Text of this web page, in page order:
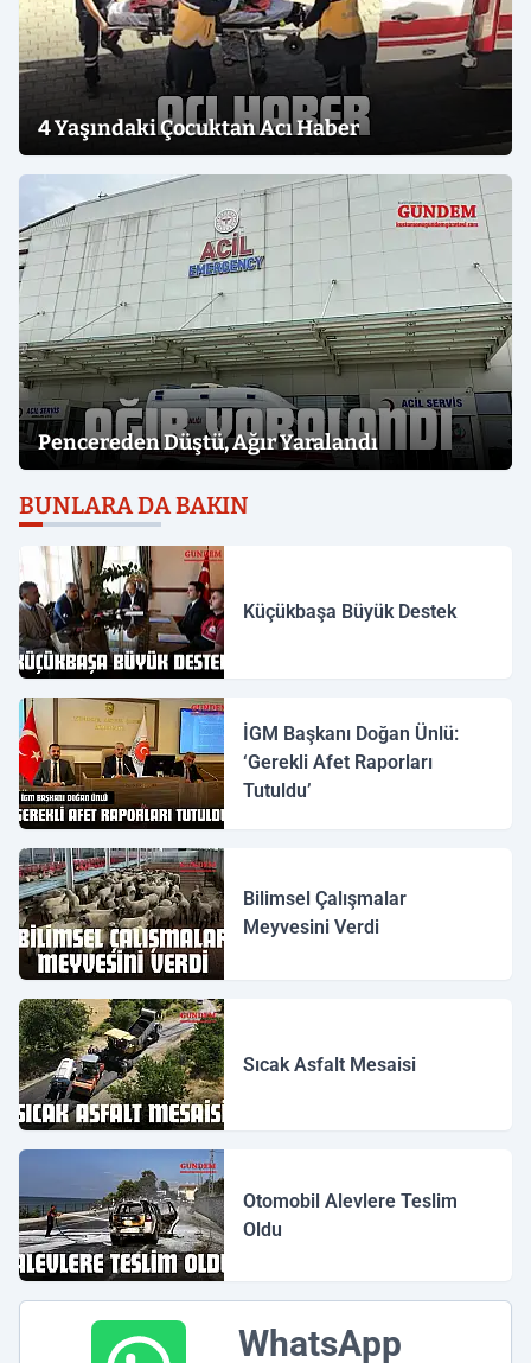
4 Yaşındaki Çocuktan Acı Haber
Pencereden Düştü, Ağır Yaralandı
BUNLARA DA BAKIN
Küçükbaşa Büyük Destek
İGM Başkanı Doğan Ünlü:
‘Gerekli Afet Raporları
Tutuldu’
Bilimsel Çalışmalar
Meyvesini Verdi
Sıcak Asfalt Mesaisi
Otomobil Alevlere Teslim
Oldu
WhatsApp